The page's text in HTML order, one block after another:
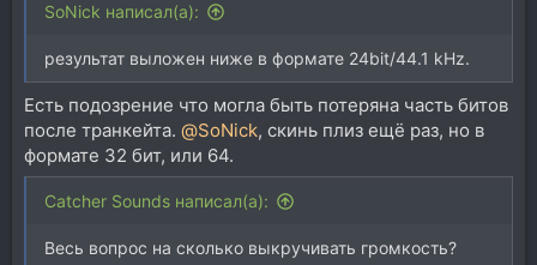
SoNick написал(а):
результат выложен ниже в формате 24bit/44.1 kHz.
Есть подозрение что могла быть потеряна часть битов
после транкейта. @SoNick, скинь плиз ещё раз, но в
формате 32 бит, или 64.
Catcher Sounds написал(а):
Весь вопрос на сколько выкручивать громкость?